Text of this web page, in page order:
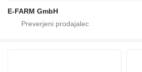
E-FARM GmbH